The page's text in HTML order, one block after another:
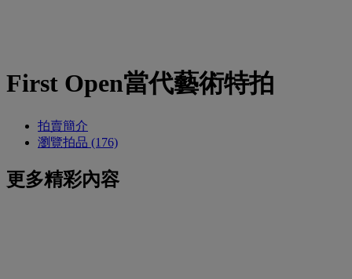
First Open當代藝術特拍
拍賣簡介
瀏覽拍品 (176)
更多精彩內容